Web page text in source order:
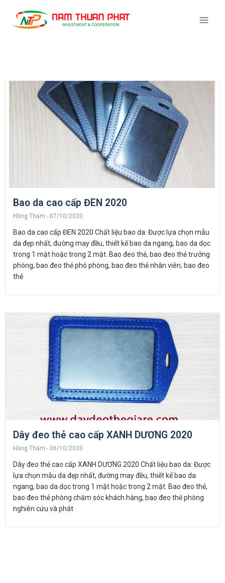
Bao da cao cấp ĐEN 2020
Hồng Thắm 07/10/2020
Bao da cao cấp ĐEN 2020 Chất liệu bao da: Được lựa chọn mẫu
da đẹp nhất, đường may đều, thiết kế bao da ngang, bao da dọc
trong 1 mặt hoặc trong 2 mặt. Bao đeo thẻ, bao đeo thẻ trưởng
phòng, bao đeo thẻ phó phòng, bao đeo thẻ nhân viên, bao đeo
thẻ
Dây đeo thẻ cao cấp XANH DƯƠNG 2020
Hồng Thắm 06/10/2020
Dây đeo thẻ cao cấp XANH DƯƠNG 2020 Chất liệu bao da: Được
lựa chọn mẫu da đẹp nhất, đường may đều, thiết kế bao da
ngang, bao da dọc trong 1 mặt hoặc trong 2 mặt. Bao đeo thẻ,
bao đeo thẻ phòng chăm sóc khách hàng, bao đeo thẻ phòng
nghiên cứu và phát